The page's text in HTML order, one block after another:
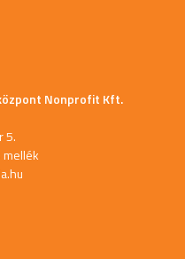
Nonprofit Kft.
5.